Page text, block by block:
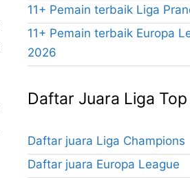
11+ Pemain terbaik Liga
11+ Pemain terbaik Europa
2026
Daftar Juara Liga
Daftar juara Liga Champions
Daftar juara Europa League